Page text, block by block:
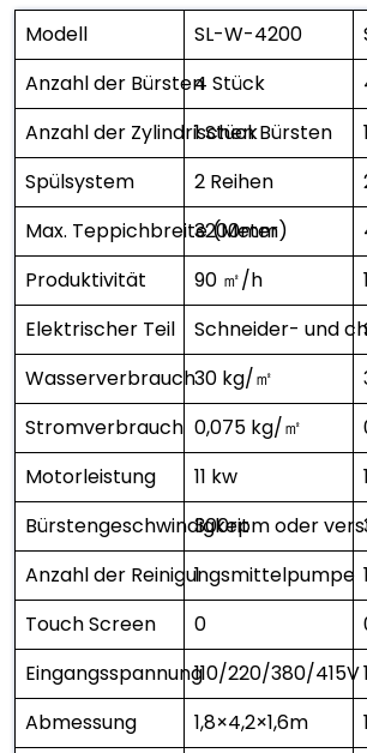
Modell SL-W-4200
Anzahl der Bürsten4 Stück
Anzahl der Zylindrischen Bürsten
1 Stück
Spülsystem
2 Reihen
Max. Teppichbreite (Meter)
3200mm
Produktivität
90 ㎡/h
Elektrischer Teil
Schneider- und
Wasserverbrauch30 kg/㎡
Stromverbrauch 0,075 kg/㎡
Motorleistung
11 kw
Bürstengeschwindigkeit300rpm oder
Anzahl der Reinigungsmittelpumpe
1
1
Touch Screen
0
Eingangsspannung110/220/380/415V
Abmessung
1,8×4,2×1,6m